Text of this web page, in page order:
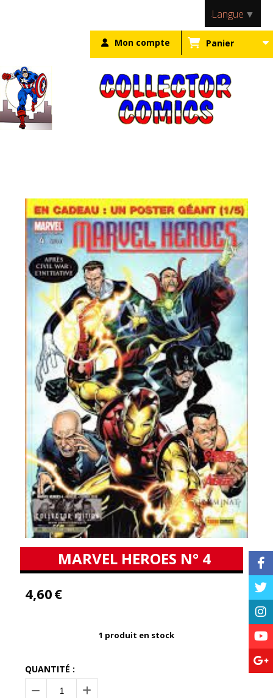
Mon compte Panier
MARVEL HEROES N° 4
4,60€
1 produit en stock
QUANTITÉ :
Langue ▼